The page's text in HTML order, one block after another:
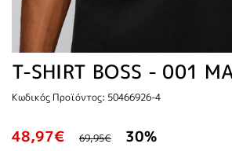
T-SHIRT BOSS - 001
Κωδικός Προϊόντος: 50466926-4
48,97€ 69,95€ 30%